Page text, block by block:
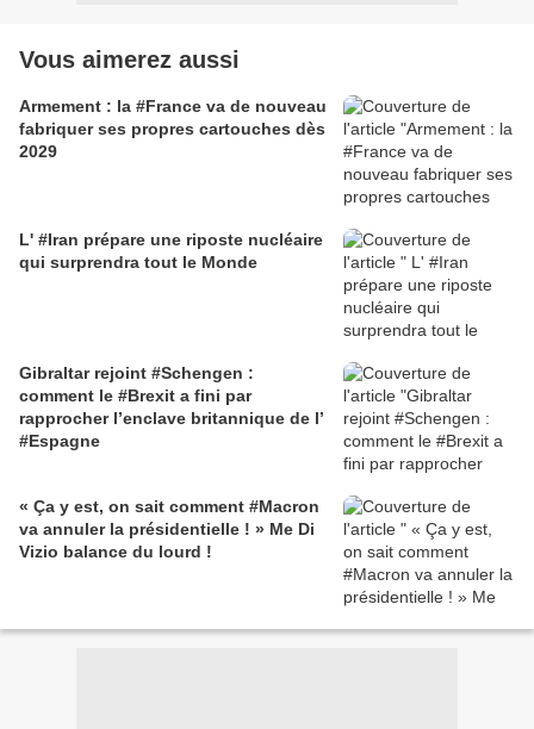
Vous aimerez aussi
Armement : la #France va de nouveau
fabriquer ses propres cartouches dès
2029
L' #Iran prépare une riposte nucléaire
qui surprendra tout le Monde
Gibraltar rejoint #Schengen :
comment le #Brexit a fini par
rapprocher l’enclave britannique de l’
#Espagne
« Ça y est, on sait comment #Macron
va annuler la présidentielle ! » Me Di
Vizio balance du lourd !